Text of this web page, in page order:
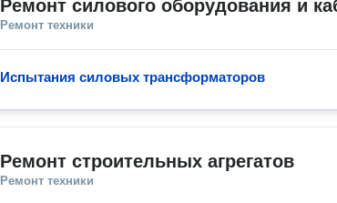
Ремонт силового оборудования и
Ремонт техники
Испытания силовых трансформаторов
Ремонт строительных агрегатов
Ремонт техники